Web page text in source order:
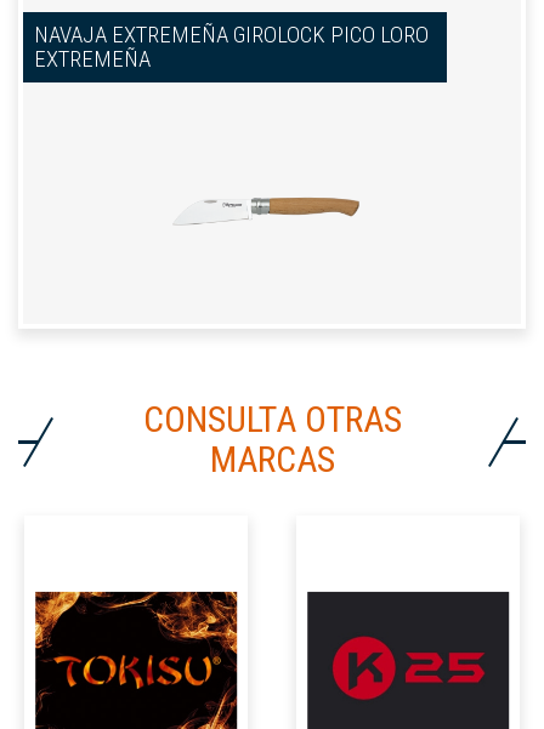
NAVAJA EXTREMEÑA GIROLOCK PICO LORO
EXTREMEÑA
CONSULTA OTRAS
MARCAS